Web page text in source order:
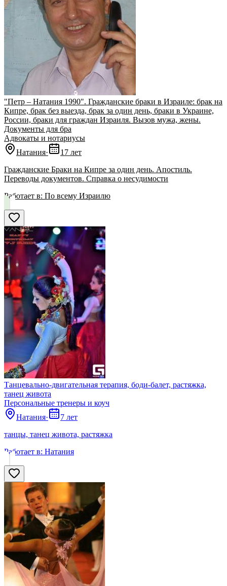
"Петр – Натания 1990". Гражданские браки в Израиле: брак на
Кипре, брак без выезда, брак за один день, браки в Украине,
России, браки для граждан Израиля. Вызов мужа, жены.
Документы для бра
Адвокаты и нoтариусы
Натания·
17 лет
Гражданские Браки на Кипре за один день. Апостиль.
Переводы документов. Справка о несудимости
Работает в: По всему Израилю
Танцевально-двигательная терапия, боди-балет, растяжка,
танец живота
Персональные тренеры и коуч
Натания·
7 лет
танцы, танец живота, растяжка
Работает в: Натания